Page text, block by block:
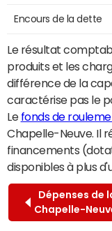
Encours de la dette
Le résultat
produits et les
différence de la
caractérise pas le
Le fonds de
Chapelle-Neuve. Il
financements
disponibles à plus
Dépenses de
Chapelle-